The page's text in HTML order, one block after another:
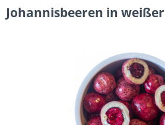
Johannisbeeren in